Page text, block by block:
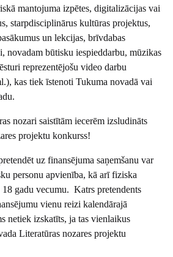
mantojuma izpētes, digitalizācijas vai
starpdisciplinārus kultūras projektus,
un lekcijas, brīvdabas
novadam būtisku iespieddarbu, mūzikas
reprezentējošu video darbu
kas tiek īstenoti Tukuma novadā vai
nozari saistītām iecerēm izsludināts
projektu konkurss!
uz finansējuma saņemšanu var
personu apvienība, kā arī fiziska
18 gadu vecumu. Katrs pretendents
vienu reizi kalendārajā
netiek izskatīts, ja tas vienlaikus
Literatūras nozares projektu